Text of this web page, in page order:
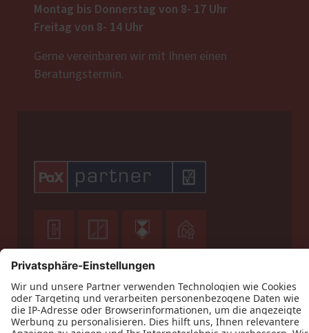
Montag bis Donnerstag von 8- 17 Uhr
Freitag von 8- 14 Uhr
Gerne vereinbaren wir mit Ihnen einen
Beratungstermin.
   
  